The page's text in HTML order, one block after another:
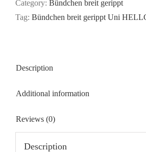
HELLGRAU
Category: Bündchen breit gerippt
Tag: Bündchen breit gerippt Uni
Description
Additional information
Reviews (0)
Description